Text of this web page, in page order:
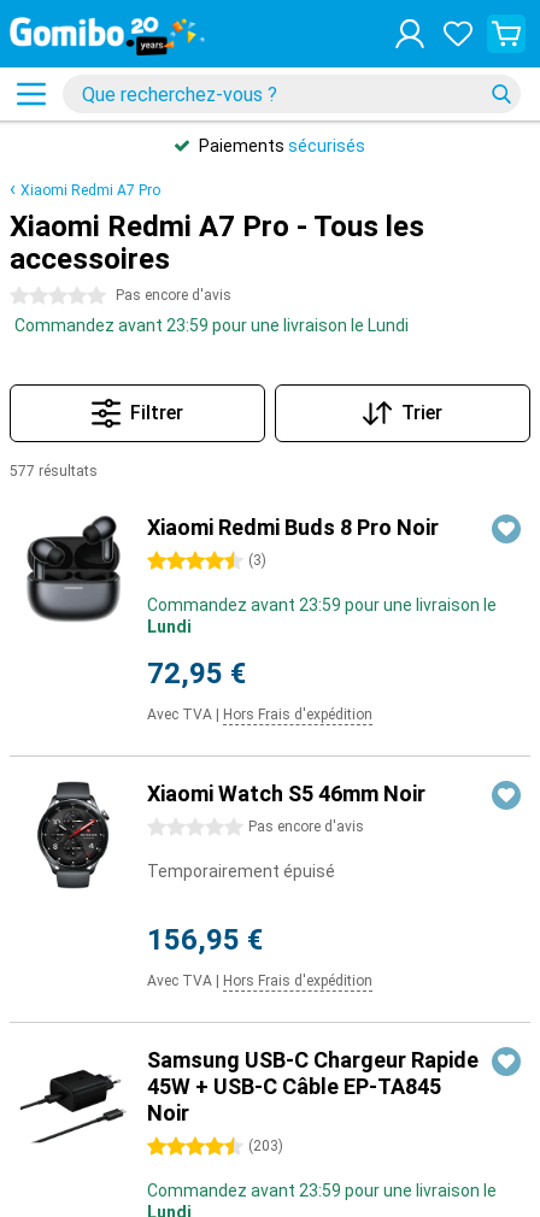
Paiements sécurisés
Xiaomi Redmi A7 Pro
Xiaomi Redmi A7 Pro - Tous les
accessoires
0 étoiles Pas encore d'avis
Commandez avant 23:59 pour une livraison le Lundi
Filtrer Trier
577 résultats
Xiaomi Redmi Buds 8 Pro Noir
4.5 étoiles (3)
Commandez avant 23:59 pour une livraison le
Lundi
72,95 €
Avec TVA Hors Frais d'expédition
Xiaomi Watch S5 46mm Noir
0 étoiles Pas encore d'avis
Temporairement épuisé
156,95 €
Avec TVA Hors Frais d'expédition
Samsung USB-C Chargeur Rapide
45W + USB-C Câble EP-TA845
Noir
4.5 étoiles (203)
Commandez avant 23:59 pour une livraison le
Lundi